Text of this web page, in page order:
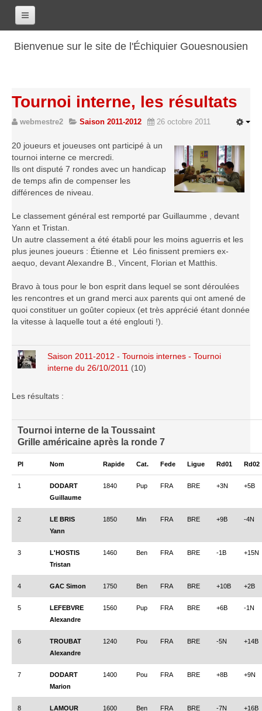
Bienvenue sur le site de l'Échiquier Gouesnousien
Les renseignements
Les coordonnées
Les horaires
Les tarifs
Les licenciés
Les bilans sportifs
Les archives
Saison 2017-2018
Saison 2016-2017
Saison 2014-2015
Saison 2013-2014
Saison 2012-2013
Saison 2011-2012
Saison 2010-2011
Saison 2008-2009
Les organisations
Les palmarès
L'Open de Noël
Les tournois de saison
Le Challenge Blitz
Le Challenge 2014-2015
Le Challenge 2013-2014
Le Challenge 2012-2013
Le Challenge 2011-2012
Les tournois internes
Bretagne Jeunes 2012
Les compétitions
Les équipes Adultes
Les équipes Jeunes
Tournoi interne, les résultats
webmestre2 Saison 2011-2012 26 octobre 2011
20 joueurs et joueuses ont participé à un
tournoi interne ce mercredi.
Ils ont disputé 7 rondes avec un handicap
de temps afin de compenser les
différences de niveau.
Le classement général est remporté par Guillaumme , devant
Yann et Tristan.
Un autre classement a été établi pour les moins aguerris et les
plus jeunes joueurs : Étienne et Léo finissent premiers ex-
aequo, devant Alexandre B., Vincent, Florian et Matthis.
Bravo à tous pour le bon esprit dans lequel se sont déroulées
les rencontres et un grand merci aux parents qui ont amené de
quoi constituer un goûter copieux (et très apprécié étant donnée
la vitesse à laquelle tout a été englouti !).
Saison 2011-2012 - Tournois internes - Tournoi
interne du 26/10/2011 (10)
Les résultats :
Tournoi interne de la Toussaint
Grille américaine après la ronde 7
Pl Nom Rapide Cat. Fede Ligue Rd01 Rd02
1
DODART
Guillaume
1840 Pup FRA BRE +3N +5B
2
LE BRIS
Yann
1850 Min FRA BRE +9B -4N
3
L'HOSTIS
Tristan
1460 Ben FRA BRE -1B +15N
4 GAC Simon 1750 Ben FRA BRE +10B +2B
5
LEFEBVRE
Alexandre
1560 Pup FRA BRE +6B -1N
6
TROUBAT
Alexandre
1240 Pou FRA BRE -5N +14B
7
DODART
Marion
1400 Pou FRA BRE +8B +9N
8
LAMOUR
1600 Ben FRA BRE -7N +16B